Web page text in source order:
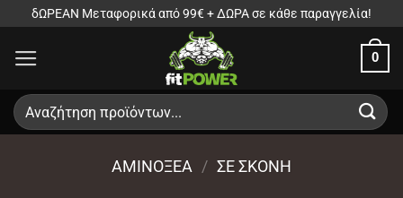
Μετάβαση
περιεχόμενο
δΩΡΕΑΝ Μεταφορικά από 99€ + ΔΩΡΑ σε κάθε παραγγελία!
0
Αναζήτηση
για:
ΑΜΙΝΟΞΈΑ / ΣΕ ΣΚΌΝΗ